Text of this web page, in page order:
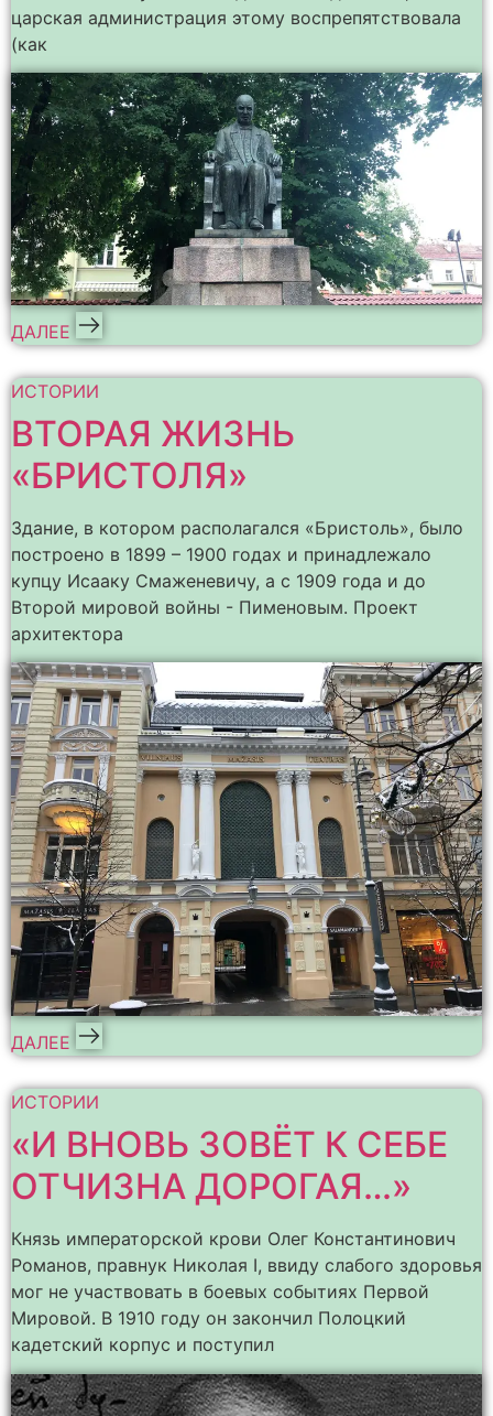
царская администрация этому воспрепятствовала
(как
ДАЛЕЕ
ИСТОРИИ
ВТОРАЯ ЖИЗНЬ
«БРИСТОЛЯ»
Здание, в котором располагался «Бристоль», было
построено в 1899 – 1900 годах и принадлежало
купцу Исааку Смаженевичу, а с 1909 года и до
Второй мировой войны - Пименовым. Проект
архитектора
ДАЛЕЕ
ИСТОРИИ
«И ВНОВЬ ЗОВЁТ К СЕБЕ
ОТЧИЗНА ДОРОГАЯ…»
Князь императорской крови Олег Константинович
Романов, правнук Николая I, ввиду слабого здоровья
мог не участвовать в боевых событиях Первой
Мировой. В 1910 году он закончил Полоцкий
кадетский корпус и поступил